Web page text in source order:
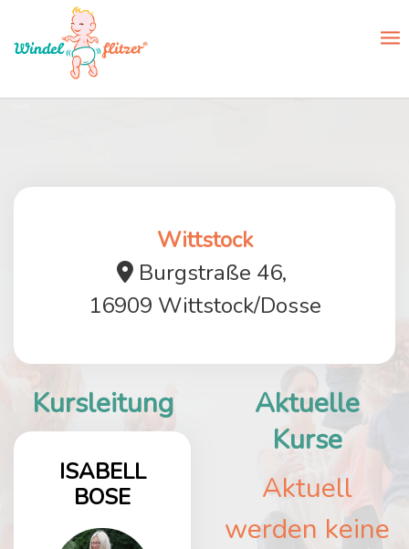
Wittstock
Burgstraße 46,
16909 Wittstock/Dosse
Kursleitung
ISABELL
BOSE
Aktuelle
Kurse
Aktuell
werden keine